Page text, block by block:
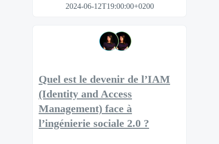
2024-06-12T19:00:00+0200
Quel est le devenir de l’IAM
(Identity and Access
Management) face à
l’ingénierie sociale 2.0 ?